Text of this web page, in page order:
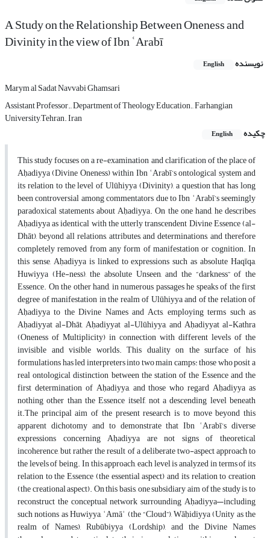
A Study on the Relationship Between Oneness and
Divinity in the view of Ibn ʿArabī
نویسنده English
Marym al Sadat Navvabi Ghamsari
Assistant Professor.,, Department of Theology Education., Farhangian
University,Tehran. Iran
چکیده
English
This study focuses on a re-examination and clarification of the place of
Aḥadiyya (Divine Oneness) within Ibn ʿArabī’s ontological system and
its relation to the level of Ulūhiyya (Divinity), a question that has long
been controversial among commentators due to Ibn ʿArabī’s seemingly
paradoxical statements about Aḥadiyya. On the one hand, he describes
Aḥadiyya as identical with the utterly transcendent Divine Essence (al-
Dhāt), beyond all relations, attributes, and determinations, and therefore
completely removed from any form of manifestation or cognition. In
this sense, Aḥadiyya is linked to expressions such as absolute Haqīqa,
Huwiyya (He-ness), the absolute Unseen, and the “darkness” of the
Essence. On the other hand, in numerous passages he speaks of the first
degree of manifestation in the realm of Ulūhiyya and of the relation of
Aḥadiyya to the Divine Names and Acts, employing terms such as
Aḥadiyyat al-Dhāt, Aḥadiyyat al-Ulūhiyya, and Aḥadiyyat al-Kathra
(Oneness of Multiplicity) in connection with different levels of the
invisible and visible worlds. This duality on the surface of his
formulations has led interpreters into two main camps: those who posit a
real ontological distinction between the station of the Essence and the
first determination of Aḥadiyya, and those who regard Aḥadiyya as
nothing other than the Essence itself, not a descending level beneath
it.The principal aim of the present research is to move beyond this
apparent dichotomy and to demonstrate that Ibn ʿArabī’s diverse
expressions concerning Aḥadiyya are not signs of theoretical
incoherence, but rather the result of a deliberate two-aspect approach to
the levels of being. In this approach, each level is analyzed in terms of its
relation to the Essence (the essential aspect) and its relation to creation
(the creational aspect). On this basis, one subsidiary aim of the study is to
reconstruct the conceptual network surrounding Aḥadiyya—including
such notions as Huwiyya, ʿAmāʾ (the “Cloud”), Wāḥidiyya (Unity as the
realm of Names), Rubūbiyya (Lordship), and the Divine Names